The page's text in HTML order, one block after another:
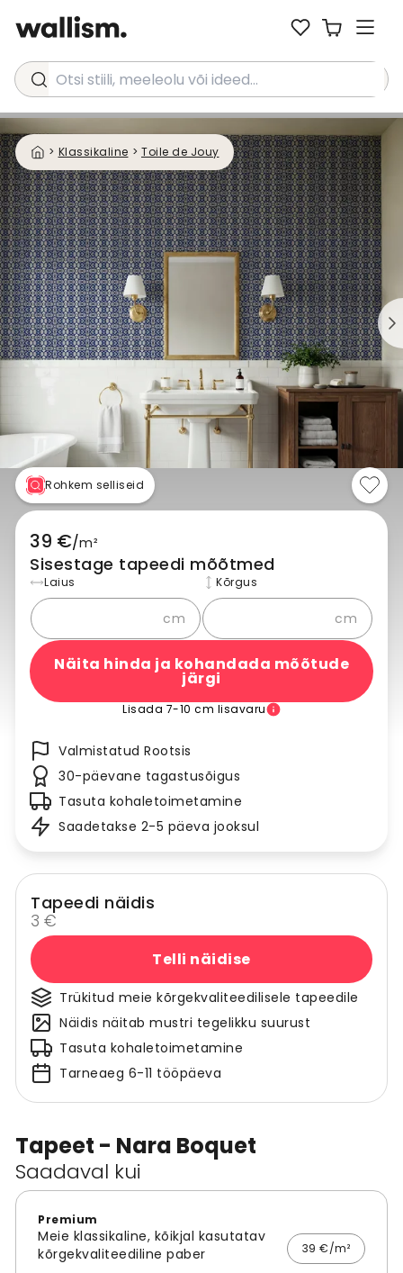
Otsi stiili, meeleolu või ideed...
> Klassikaline > Toile de Jouy
Tapeet - Nara Boquet
Saadaval kui
Premium
Meie klassikaline, kõikjal kasutatav
kõrgekvaliteediline paber
39 €/m²
Rohkem selliseid
39 €/m²
Sisestage tapeedi mõõtmed
Laius
cm
Kõrgus
cm
Näita hinda ja kohandada mõõtude
järgi
Lisada 7-10 cm lisavaru
Valmistatud Rootsis
30-päevane tagastusõigus
Tasuta kohaletoimetamine
Saadetakse 2-5 päeva jooksul
Tapeedi näidis
3 €
Telli näidise
Trükitud meie kõrgekvaliteedilisele tapeedile
Näidis näitab mustri tegelikku suurust
Tasuta kohaletoimetamine
Tarneaeg 6-11 tööpäeva